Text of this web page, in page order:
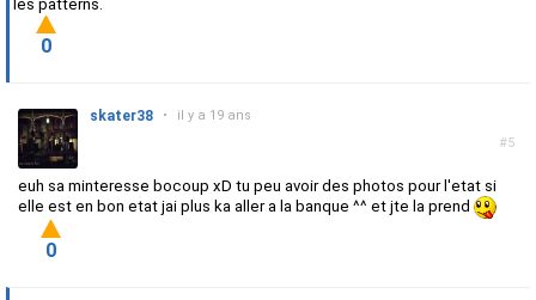
les patterns.
0
#5
skater38 • il y a 19 ans
euh sa minteresse bocoup xD tu peu avoir des photos pour l'etat si
elle est en bon etat jai plus ka aller a la banque ^^ et jte la prend
0